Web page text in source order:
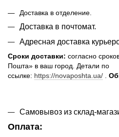
Доставка в отделение.
Доставка в почтомат.
Адресная доставка
Сроки доставки: согласно
Пошта» в ваш город. Детали по
ссылке: https://novaposhta.ua/
Самовывоз из склад-
Оплата: